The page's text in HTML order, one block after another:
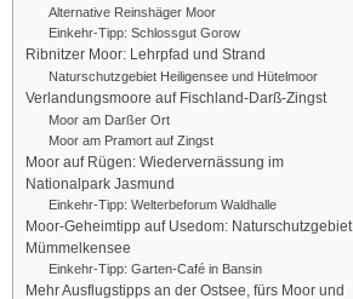
Alternative Reinshäger Moor
Einkehr-Tipp: Schlossgut Gorow
Ribnitzer Moor: Lehrpfad und Strand
Naturschutzgebiet Heiligensee und Hütelmoor
Verlandungsmoore auf Fischland-Darß-Zingst
Moor am Darßer Ort
Moor am Pramort auf Zingst
Moor auf Rügen: Wiedervernässung im
Nationalpark Jasmund
Einkehr-Tipp: Welterbeforum Waldhalle
Moor-Geheimtipp auf Usedom: Naturschutzgebiet
Mümmelkensee
Einkehr-Tipp: Garten-Café in Bansin
Mehr Ausflugstipps an der Ostsee, fürs Moor und